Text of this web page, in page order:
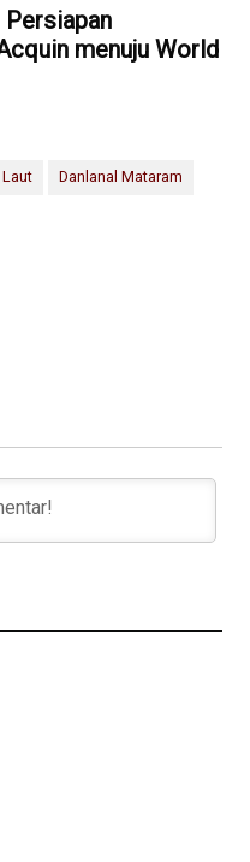
menuju World
Danlanal Mataram